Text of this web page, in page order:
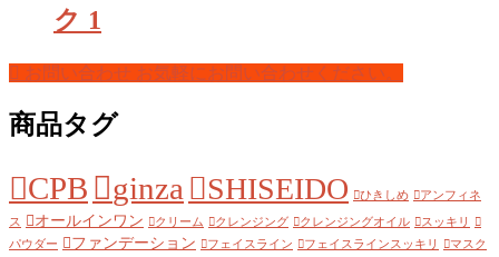
ク 1
お問い合わせ お気軽にお問い合わせください。
商品タグ
CPB ginza SHISEIDO ひきしめ アンフィネ
ス オールインワン クリーム クレンジング クレンジングオイル
スッキリ
パウダー
ファンデーション フェイスライン フェイスラインスッキリ マスク